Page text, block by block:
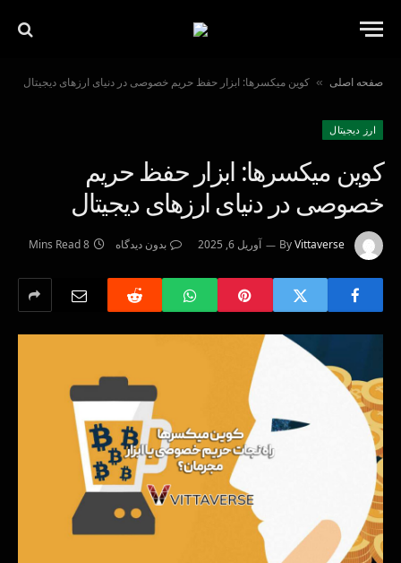
صفحه اصلی » کوین میکسرها: ابزار حفظ حریم خصوصی در دنیای ارزهای دیجیتال
ارز دیجیتال
کوین میکسرها: ابزار حفظ حریم
خصوصی در دنیای ارزهای دیجیتال
ByVittaverse آوریل 6, 2025 بدون دیدگاه 8 Mins Read